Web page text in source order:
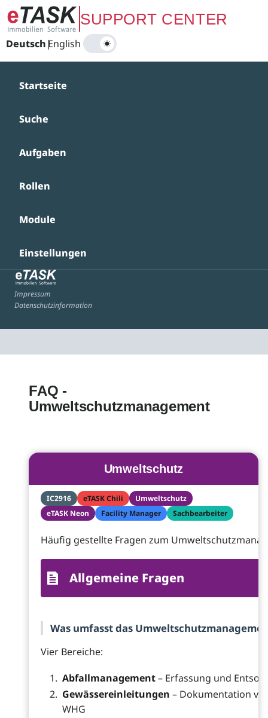
Zum Hauptinhalt springenSUPPORT CENTER
Deutsch|
English
Startseite
Suche
Aufgaben
Rollen
Module
Einstellungen
Impressum
Datenschutzinformation
FAQ -
Umweltschutzmanagement
Umweltschutz
IC2916 eTASK Chili
Umweltschutz
eTASK Neon
Facility Manager Sachbearbeiter
Häufig gestellte Fragen zum
Allgemeine Fragen
Was umfasst das
Vier Bereiche:
Abfallmanagement– Erfassung und
Gewässereinleitungen – Dokumentation
WHG